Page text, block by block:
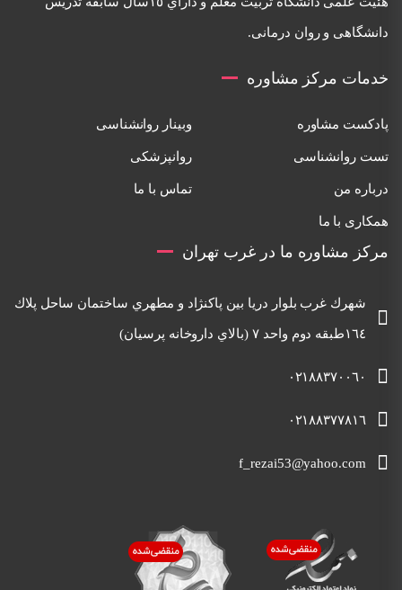
دانشگاهی و روان درمانی.
خدمات مرکز مشاوره
پادکست مشاوره وبینار روانشناسی
تست روانشناسی روانپزشکی
درباره من تماس با ما
همکاری با ما
مرکز مشاوره ما در غرب تهران
شهرك غرب بلوار دريا بين پاكنژاد و مطهري ساختمان ساحل پلاك
١٦٤طبقه دوم واحد ٧ (بالاي داروخانه پرسيان)
٠٢١٨٨٣٧٠٠٦٠
٠٢١٨٨٣٧٧٨١٦
f_rezai53@yahoo.com